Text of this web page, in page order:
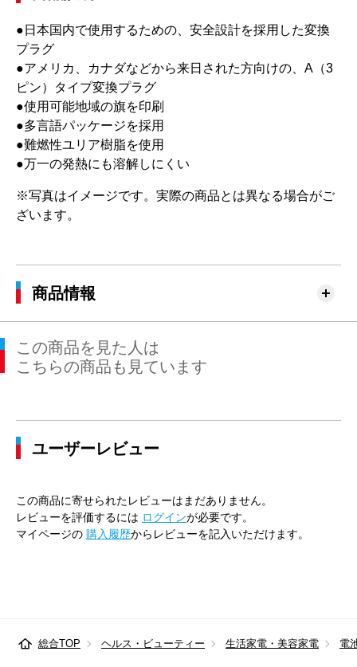
●日本国内で使用するための、安全設計を採用した変換
プラグ
●アメリカ、カナダなどから来日された方向けの、A（3
ピン）タイプ変換プラグ
●使用可能地域の旗を印刷
●多言語パッケージを採用
●難燃性ユリア樹脂を使用
●万一の発熱にも溶解しにくい
※写真はイメージです。実際の商品とは異なる場合がご
ざいます。
商品情報
この商品を見た人は
こちらの商品も見ています
ユーザーレビュー
この商品に寄せられたレビューはまだありません。
レビューを評価するには ログインが必要です。
マイページの 購入履歴からレビューを記入いただけます。
総合TOP ヘルス・ビューティー 生活家電・美容家電 電